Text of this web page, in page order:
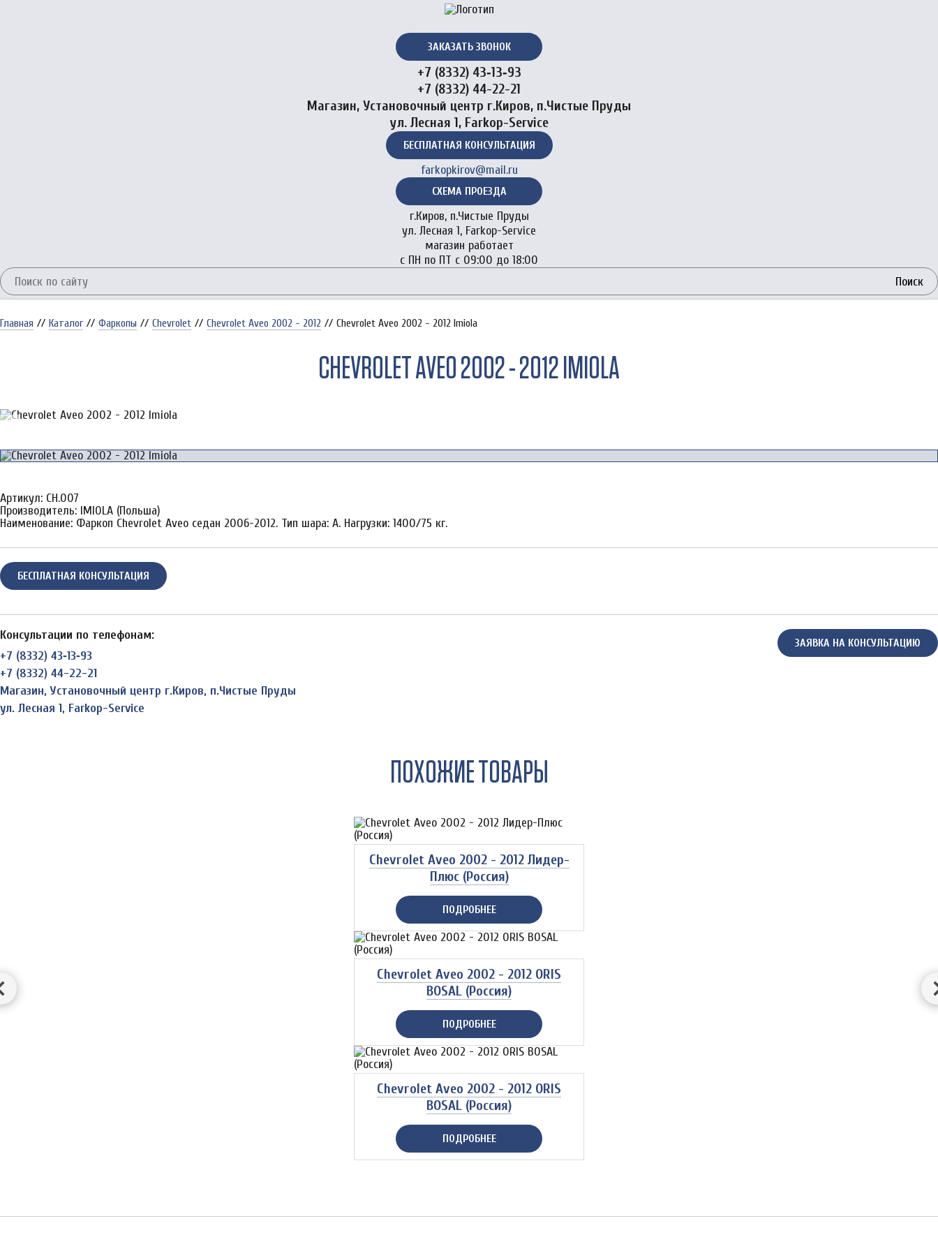
ЗАКАЗАТЬ ЗВОНОК
+7 (8332) 43‑13‑93
+7 (8332) 44-22-21
Магазин, Установочный центр г.Киров, п.Чистые Пруды
ул. Лесная 1, Farkop-Service
БЕСПЛАТНАЯ КОНСУЛЬТАЦИЯ
farkopkirov@mail.ru
СХЕМА ПРОЕЗДА
г.Киров, п.Чистые Пруды
ул. Лесная 1, Farkop-Service
магазин работает
с ПН по ПТ с 09:00 до 18:00
Поиск
Главная // Каталог // Фаркопы // Chevrolet // Chevrolet Aveo 2002 - 2012 // Chevrolet Aveo 2002 - 2012 Imiola
CHEVROLET AVEO 2002 - 2012 IMIOLA
Артикул: CH.007
Производитель: IMIOLA (Польша)
Наименование: Фаркоп Chevrolet Aveo седан 2006-2012. Тип шара: A. Нагрузки: 1400/75 кг.
БЕСПЛАТНАЯ КОНСУЛЬТАЦИЯ
Консультации по телефонам:
+7 (8332) 43‑13‑93
+7 (8332) 44-22-21
Магазин, Установочный центр г.Киров, п.Чистые Пруды
ул. Лесная 1, Farkop-Service
ЗАЯВКА НА КОНСУЛЬТАЦИЮ
ПОХОЖИЕ ТОВАРЫ
Chevrolet Aveo 2002 - 2012 Лидер-
Плюс (Россия)
ПОДРОБНЕЕ
Chevrolet Aveo 2002 - 2012 ORIS
BOSAL (Россия)
ПОДРОБНЕЕ
Chevrolet Aveo 2002 - 2012 ORIS
BOSAL (Россия)
ПОДРОБНЕЕ